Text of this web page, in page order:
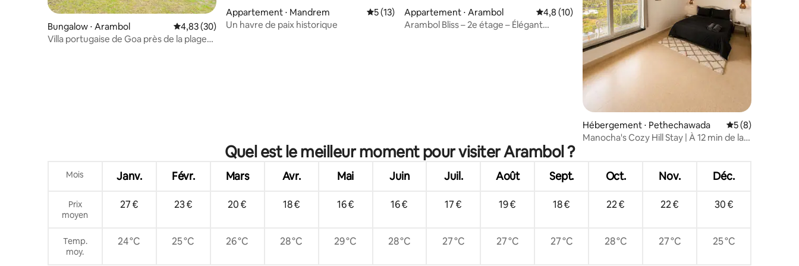
Bungalow ⋅ Arambol Évaluation moyenne sur la base de 30 commentaires : 4,83 sur 5
4,83 (30)
Villa portugaise de Goa près de la plage
Appartement ⋅ Mandrem Évaluation moyenne sur la base de 13 commentaires : 5 sur 5
5 (13)
Un havre de paix historique
Appartement ⋅ Arambol Évaluation moyenne sur la base de 10 commentaires : 4,8 sur 5
4,8 (10)
Arambol Bliss – 2e étage – Élégant
Hébergement ⋅ Pethechawada Évaluation
5 (8)
Manocha's Cozy Hill Stay | À 12 min de la
Quel est le meilleur moment pour visiter Arambol ?
Mois Janv. Févr. Mars Avr. Mai Juin Juil. Août Sept. Oct. Nov. Déc.
Prix
moyen
27 € 23 € 20 € 18 € 16 € 16 € 17 € 19 € 18 € 22 € 22 € 30 €
Temp.
moy.
24 °C 25 °C 26 °C 28 °C 29 °C 28 °C 27 °C 27 °C 27 °C 28 °C 27 °C 25 °C